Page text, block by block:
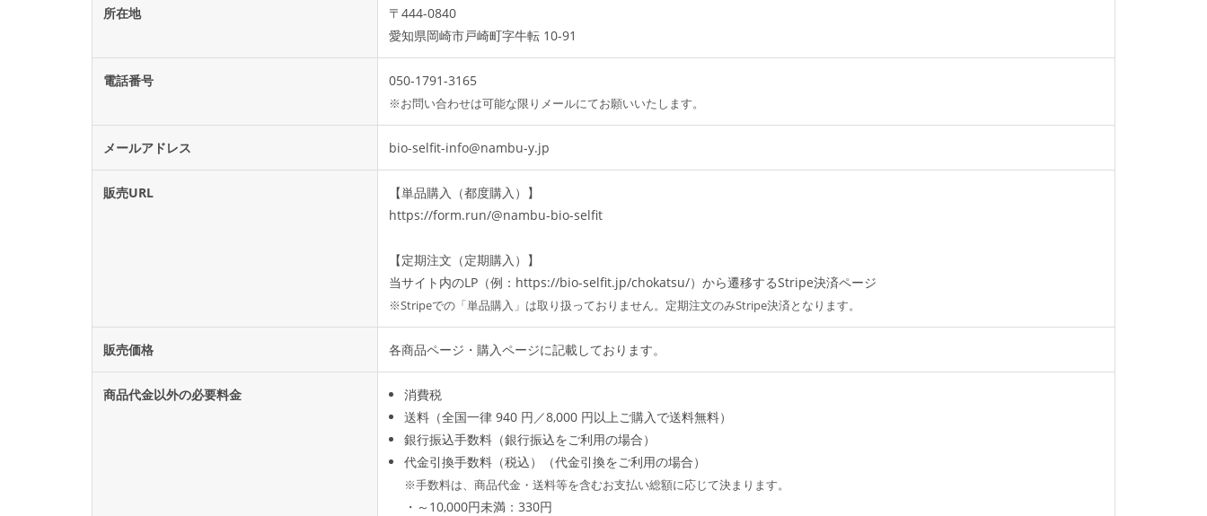
所在地
〒444-0840
愛知県岡崎市戸崎町字牛転 10-91
電話番号 050-1791-3165
※お問い合わせは可能な限りメールにてお願いいたします。
メールアドレス bio-selfit-info@nambu-y.jp
販売URL
【単品購入（都度購入）】
https://form.run/@nambu-bio-selfit
【定期注文（定期購入）】
当サイト内のLP（例：https://bio-selfit.jp/chokatsu/）から遷移するStripe決済ページ
※Stripeでの「単品購入」は取り扱っておりません。定期注文のみStripe決済となります。
販売価格 各商品ページ・購入ページに記載しております。
商品代金以外の必要料金
消費税
送料（全国一律 940 円／8,000 円以上ご購入で送料無料）
銀行振込手数料（銀行振込をご利用の場合）
代金引換手数料（税込）（代金引換をご利用の場合）
※手数料は、商品代金・送料等を含むお支払い総額に応じて決まります。
・～10,000円未満：330円